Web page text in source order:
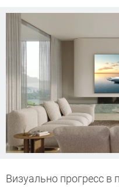
Визуально прогресс в